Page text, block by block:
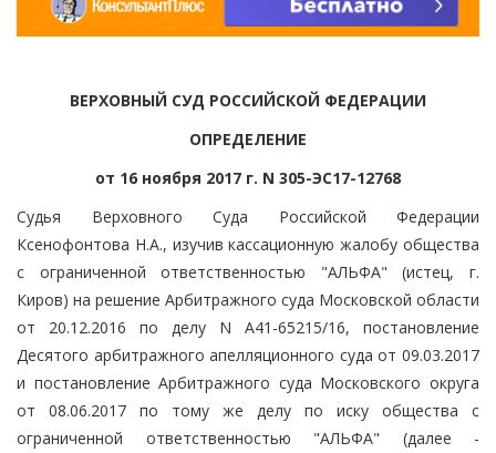
ВЕРХОВНЫЙ СУД РОССИЙСКОЙ ФЕДЕРАЦИИ
ОПРЕДЕЛЕНИЕ
от 16 ноября 2017 г. N 305-ЭС17-12768
Судья Верховного Суда Российской Федерации
Ксенофонтова Н.А., изучив кассационную жалобу общества
с ограниченной ответственностью "АЛЬФА" (истец, г.
Киров) на решение Арбитражного суда Московской области
от 20.12.2016 по делу N А41-65215/16, постановление
Десятого арбитражного апелляционного суда от 09.03.2017
и постановление Арбитражного суда Московского округа
от 08.06.2017 по тому же делу по иску общества с
ограниченной ответственностью "АЛЬФА" (далее -